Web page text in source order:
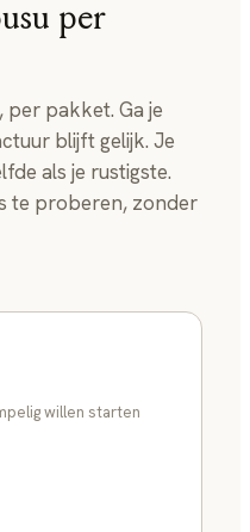
per
per pakket. Ga je
blijft gelijk. Je
als je rustigste.
te proberen, zonder
willen starten